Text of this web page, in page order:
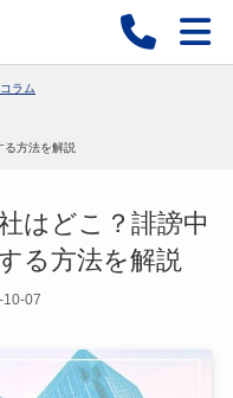
ラム
る方法を解説
はどこ？誹謗中
る方法を解説
07